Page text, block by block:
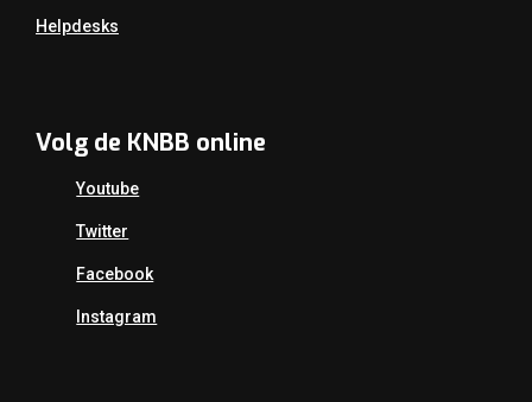
Helpdesks
Volg de KNBB online
Youtube
Twitter
Facebook
Instagram